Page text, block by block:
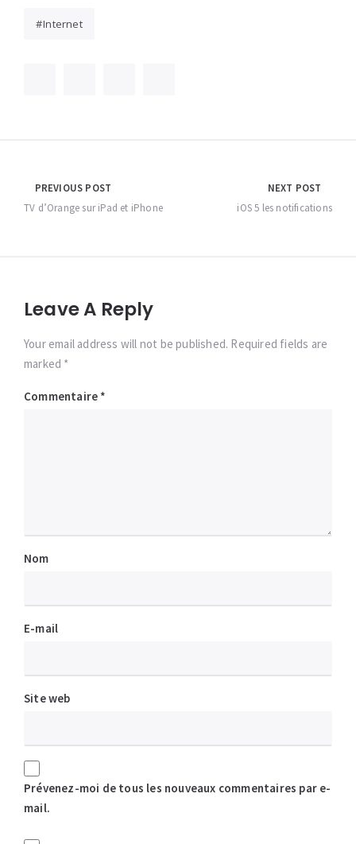
Internet
Navigation
de
PREVIOUS POST
TV d’Orange sur iPad et iPhone
NEXT POST
iOS 5 les notifications
Leave A Reply
Your email address will not be published. Required fields are
marked *
Commentaire *
Nom
E-mail
Site web
Prévenez-moi de tous les nouveaux commentaires par e-
mail.